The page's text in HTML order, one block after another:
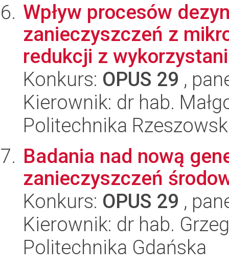
Wpływ procesów
zanieczyszczeń z
redukcji z
Konkurs: OPUS 29 ,
Kierownik: dr hab.
Politechnika
Badania nad nową
zanieczyszczeń
Konkurs: OPUS 29 ,
Kierownik: dr hab.
Politechnika Gdańska